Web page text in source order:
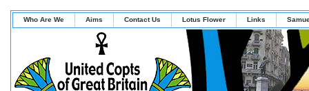
Who Are We Aims Contact Us Lotus Flower Links